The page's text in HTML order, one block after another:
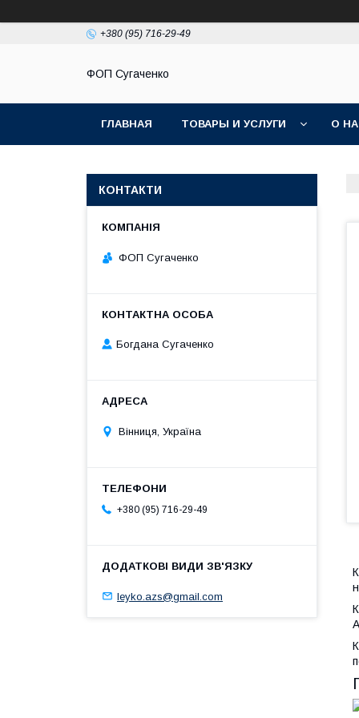
+380 (95) 716-29-49
ФОП Сугаченко
ГЛАВНАЯ ТОВАРЫ И УСЛУГИ О
КОНТАКТИ
ФОП Сугаченко
Богдана Сугаченко
Вінниця, Україна
+380 (95) 716-29-49
leyko.azs@gmail.com